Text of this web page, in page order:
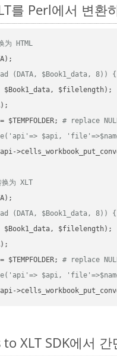
를 Perl에서 변환
为 HTML
(DATA, $Book1_data, 8))
# replace
$api,
为 XLT
(DATA, $Book1_data, 8))
# replace
$api,
to XLT SDK에서